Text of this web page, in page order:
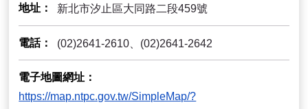
地址 新北市汐止區大同路二段459號
電話 (02)2641-2610、(02)2641-2642
電子地圖網址
https://map.ntpc.gov.tw/SimpleMap/?